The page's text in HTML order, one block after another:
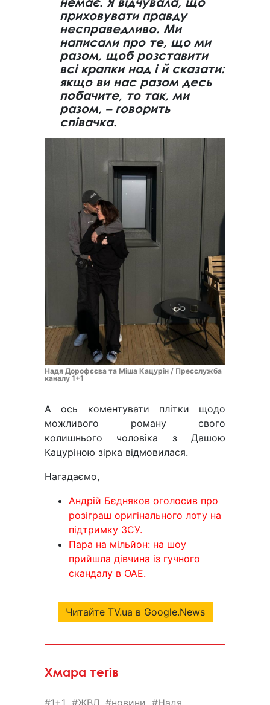
приховувати правду
несправедливо. Ми
написали про те, що ми
разом, щоб розставити
всі крапки над і й сказати:
якщо ви нас разом десь
побачите, то так, ми
разом, – говорить
співачка.
Надя Дорофєєва та Міша Кацурін / Пресслужба
каналу 1+1
А ось коментувати плітки щодо
можливого роману свого
колишнього чоловіка з Дашою
Кацуріною зірка відмовилася.
Нагадаємо,
Андрій Бєдняков оголосив про
розіграш оригінального лоту на
підтримку ЗСУ.
Пара на мільйон: на шоу
прийшла дівчина із гучного
скандалу в ОАЕ.
Читайте TV.ua в Google.News
Хмара тегів
1+1 ЖВЛ новини
Надя